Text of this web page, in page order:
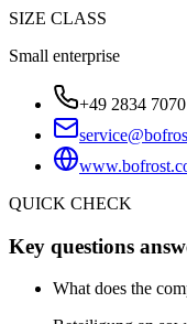
SIZE CLASS
Small enterprise
+49 2834 7070
QUICK CHECK
Key questions
What does the